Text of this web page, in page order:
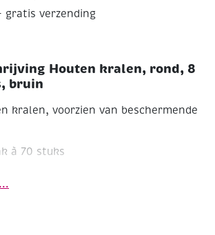
gratis verzending
Houten kralen, rond, 8
bruin
kralen, voorzien van beschermende
à 70 stuks